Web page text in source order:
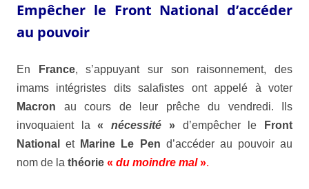
Empêcher le Front National d’accéder
au pouvoir
En France, s’appuyant sur son raisonnement, des
imams intégristes dits salafistes ont appelé à voter
Macron au cours de leur prêche du vendredi. Ils
invoquaient la«nécessité »d’empêcher le
Front
National
et Marine Le Pen d’accéder au pouvoir au
nom de la théorie « du moindre mal».